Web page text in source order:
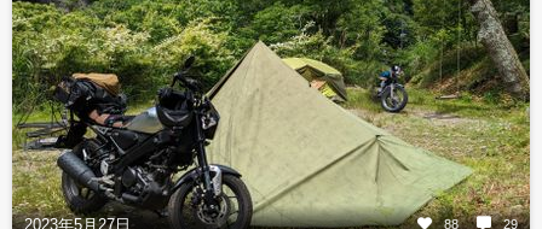
2023年5月27日 88 29